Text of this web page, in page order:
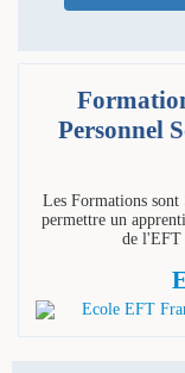
Personnel
Les Formations sont
permettre un
de l'EFT